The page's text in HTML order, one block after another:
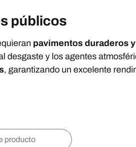
públicos
pavimentos duraderos y
desgaste y los agentes
, garantizando un excelente